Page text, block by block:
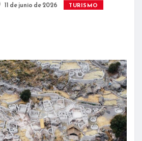
11 de junio de 2026 TURISMO